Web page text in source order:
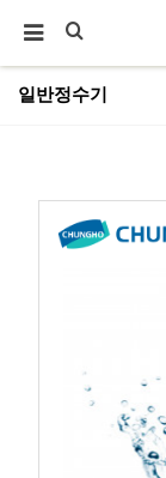
일반정수기